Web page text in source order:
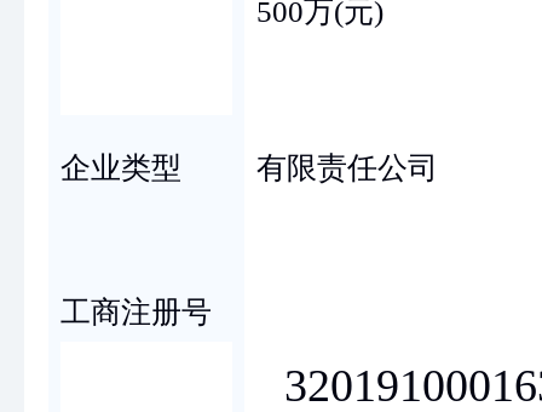
500万(元)
企业类型 有限责任公司
工商注册号